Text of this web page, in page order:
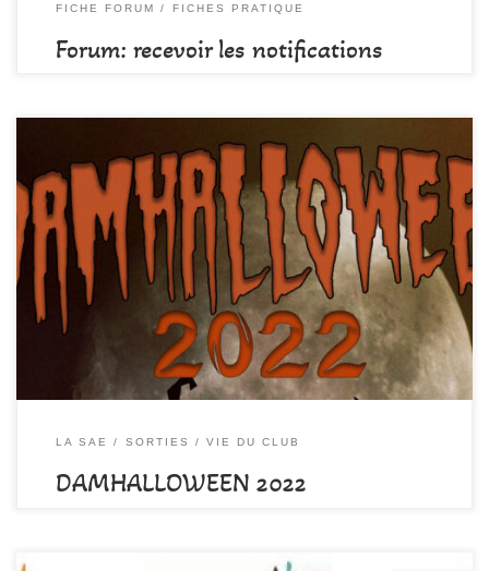
FICHE FORUM FICHES PRATIQUE
Forum: recevoir les notifications
Notre maintenant traditionnel Damhalloween est de retour!!
Réservez votre weekend du 4, 5 et 6 novembre et préparez vos
déguisements.. vos monstrueux encadrants préparent d’affreuses
sorties.
LA SAE SORTIES VIE DU CLUB
DAMHALLOWEEN 2022